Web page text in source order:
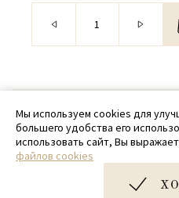
© 2020 -
+ 7 (918)
Дизайн и
Мы используем cookies для
большего удобства его
использовать сайт, Вы
файлов cookies